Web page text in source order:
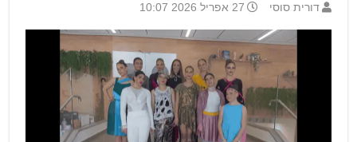
דורית סוסי 27 אפריל 2026 10:07